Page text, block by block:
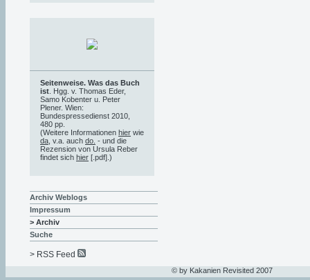
Seitenweise. Was das Buch
ist . Hgg. v. Thomas Eder,
Samo Kobenter u. Peter
Plener. Wien:
Bundespressedienst 2010,
480 pp.
(Weitere Informationen hier wie
da , v.a. auch do. - und die
Rezension von Ursula Reber
findet sich hier [.pdf].)
Archiv Weblogs
Impressum
> Archiv
Suche
> RSS Feed
© by Kakanien Revisited 2007